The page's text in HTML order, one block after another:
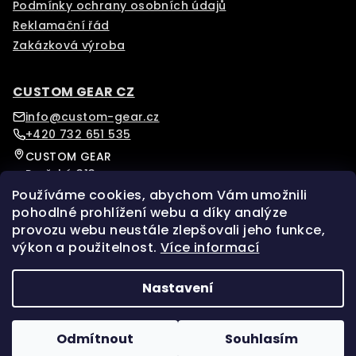
Používáme cookies, abychom Vám umožnili
pohodlné prohlížení webu a díky analýze
provozu webu neustále zlepšovali jeho funkce,
výkon a použitelnost. Více informací
Nastavení
Odmítnout Souhlasím
Podmínky ochrany osobních údajů
Reklamační řád
Zakázková výroba
CUSTOM GEAR CZ
info@custom-gear.cz
+420 732 651 535
CUSTOM GEAR
Pražská 313
Písek, 39701
Czech Republic
Sledujte nás na našem Instagramu pro více novinek.
Facebook
Instagram
Upravit nastavení cookies